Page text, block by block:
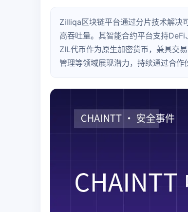
Zilliqa区块链平台通过分片技术解决
高吞吐量。其智能合约平台支持
ZIL代币作为原生加密货币，兼具交
管理等领域展现潜力，持续通过合作